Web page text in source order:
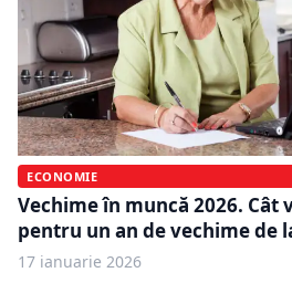
ECONOMIE
Vechime în muncă 2026.
pentru un an de vechime de
17 ianuarie 2026